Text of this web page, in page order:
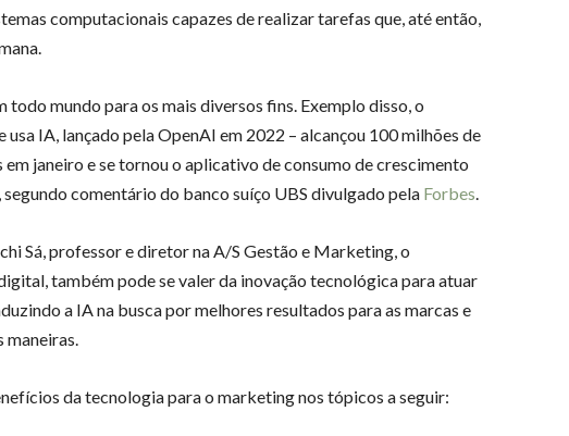
computacionais capazes de realizar tarefas que, até então,
todo mundo para os mais diversos fins. Exemplo disso, o
IA, lançado pela OpenAI em 2022 – alcançou 100 milhões de
em janeiro e se tornou o aplicativo de consumo de crescimento
comentário do banco suíço UBS divulgado pela Forbes.
Sá, professor e diretor na A/S Gestão e Marketing, o
também pode se valer da inovação tecnológica para atuar
a IA na busca por melhores resultados para as marcas e
maneiras.
da tecnologia para o marketing nos tópicos a seguir: